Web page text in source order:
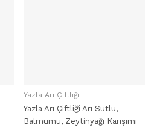
SEPETE EKLE
Yazla Arı Çiftliği
Yazla Arı Çiftliği Arı Sütlü,
Balmumu, Zeytinyağı Karışımı